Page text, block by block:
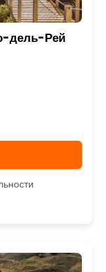
дель-Рей